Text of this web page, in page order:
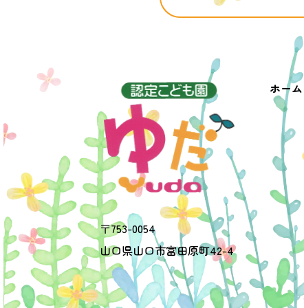
〒753-0054
山口県山口市富田原町42-4
ホーム